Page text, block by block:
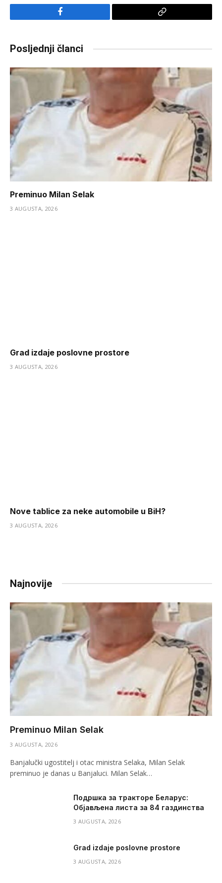
Facebook
Copy
Posljednji članci
Preminuo Milan Selak
3 AUGUSTA, 2026
Grad izdaje poslovne prostore
3 AUGUSTA, 2026
Nove tablice za neke automobile u BiH?
3 AUGUSTA, 2026
Najnovije
Preminuo Milan Selak
3 AUGUSTA, 2026
Banjalučki ugostitelj i otac ministra Selaka, Milan Selak
preminuo je danas u Banjaluci. Milan Selak…
Подршка за тракторе Беларус:
Објављена листа за 84 газдинства
3 AUGUSTA, 2026
Grad izdaje poslovne prostore
3 AUGUSTA, 2026